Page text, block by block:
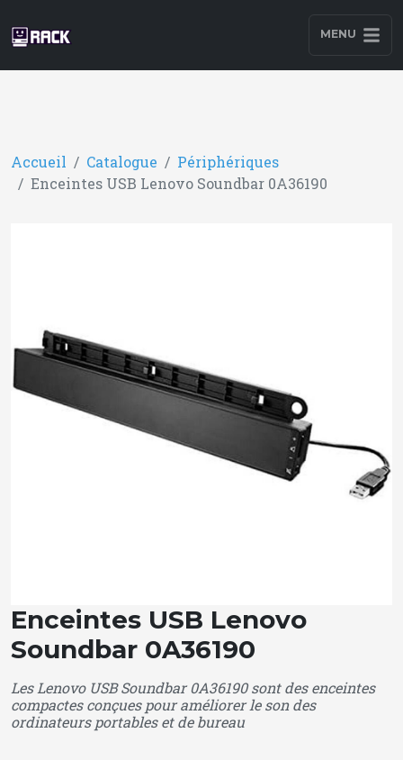
MENU
Accueil Catalogue
Périphériques
Enceintes USB Lenovo Soundbar 0A36190
Enceintes USB Lenovo
Soundbar 0A36190
Les Lenovo USB Soundbar 0A36190 sont des enceintes
compactes conçues pour améliorer le son des
ordinateurs portables et de bureau